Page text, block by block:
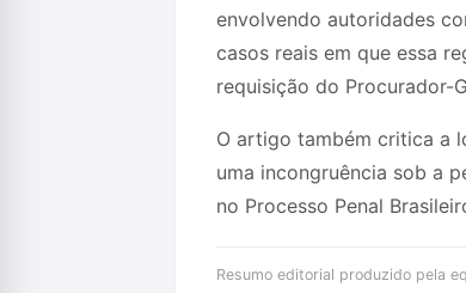
envolvendo autoridades
casos reais em que essa
requisição do Procurador-
O artigo também critica a
uma incongruência sob a
no Processo Penal
Resumo editorial produzido pela